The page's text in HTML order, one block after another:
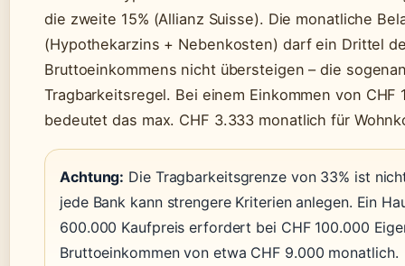
die zweite 15% (Allianz Suisse). Die monatliche
(Hypothekarzins + Nebenkosten) darf ein Drittel
Bruttoeinkommens nicht übersteigen – die
Tragbarkeitsregel. Bei einem Einkommen von CHF
bedeutet das max. CHF 3.333 monatlich für
Achtung: Die Tragbarkeitsgrenze von 33% ist
jede Bank kann strengere Kriterien anlegen. Ein
600.000 Kaufpreis erfordert bei CHF 100.000
Bruttoeinkommen von etwa CHF 9.000 monatlich.